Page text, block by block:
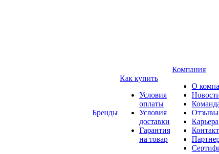
Бренды
Как купить
Условия
оплаты
Условия
доставки
Гарантия
на товар
Компания
О
Отзывы
Карьера